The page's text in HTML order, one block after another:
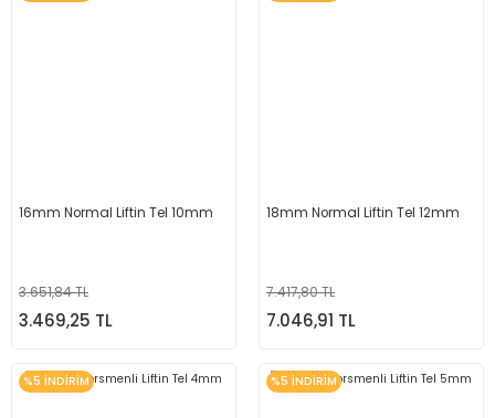
16mm Normal Liftin Tel 10mm
3.651,84 TL
3.469,25 TL
18mm Normal Liftin Tel 12mm
7.417,80 TL
7.046,91 TL
%5 İNDİRİM %5 İNDİRİM